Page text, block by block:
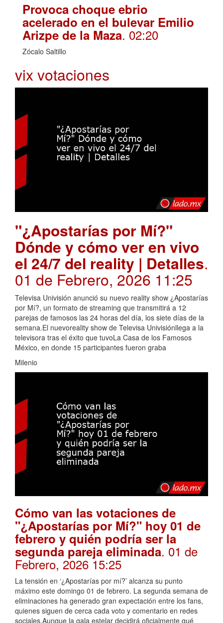
Provoca choque ebrio
acelerado en el bulevar Emilio
Arizpe de la Maza. 02:20
Zócalo Saltillo
vix votaciones
"¿Apostarías por Mí?"
Dónde y cómo ver en vivo
el 24/7 del reality | Detalles.
01 de Febrero, 2026 11:25
Televisa Univisión anunció su nuevo reality show ¿Apostarías
por Mí?, un formato de streaming que transmitirá a 12
parejas de famosos las 24 horas del día, los siete días de la
semana.El nuevoreality show de Televisa Univisiónllega a la
televisora tras el éxito que tuvoLa Casa de los Famosos
México, en donde 15 participantes fueron graba
Milenio
Cómo van las votaciones de
"¿Apostarías por Mí?" hoy 01 de
febrero y quién podría ser la
segunda pareja eliminada. 01 de
Febrero, 2026 15:25
La tensión en ‘¿Apostarías por mí?’ alcanza su punto
máximo este domingo 01 de febrero. La segunda semana de
eliminaciones ha generado gran expectación entre los fans,
quienes siguen de cerca cada voto y comentario en redes
sociales.Aunque la gala estelar decidirá oficialmente qué